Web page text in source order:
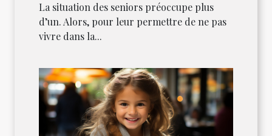
La situation des seniors préoccupe plus
d’un. Alors, pour leur permettre de ne pas
vivre dans la...